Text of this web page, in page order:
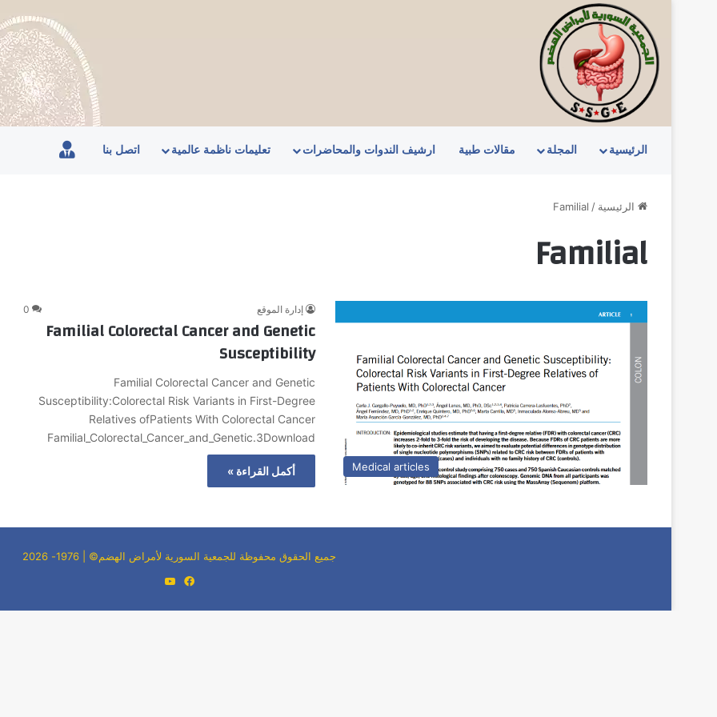
الرئيسية المجلة مقالات طبية ارشيف الندوات والمحاضرات تعليمات ناظمة عالمية اتصل بنا
الرئيسية /
Familial
Familial
Medical articles
إدارة الموقع 0
Familial Colorectal Cancer and Genetic
Susceptibility
Familial Colorectal Cancer and Genetic
Susceptibility:Colorectal Risk Variants in First-Degree
Relatives ofPatients With Colorectal Cancer
Familial_Colorectal_Cancer_and_Genetic.3Download
أكمل القراءة »
جميع الحقوق محفوظة للجمعية السورية لأمراض الهضم© | 1976- 2026
فيسبوك